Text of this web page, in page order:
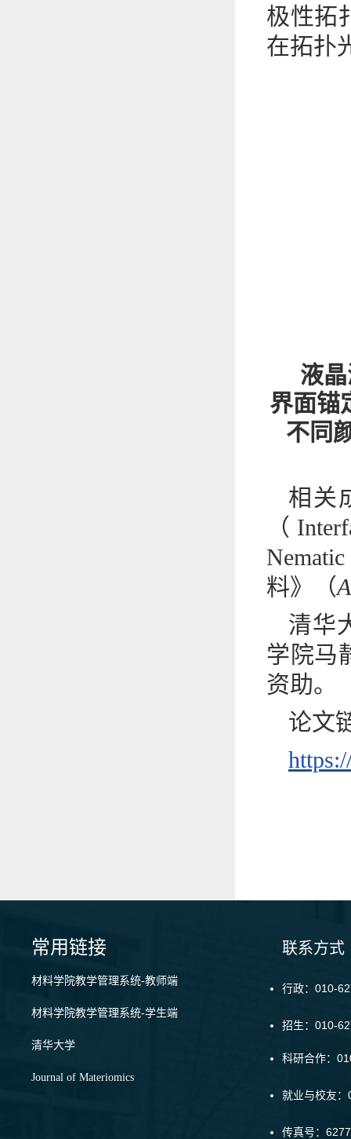
极性拓
在拓扑
液
界面锚
不同
相关
（
料》（
清华
学院马
资助。
论文
常用链接
材料学院教学管理系统-教师端
材料学院教学管理系统-学生端
清华大学
Journal of Materiomics
联系方式
行政：010-
招生：010-
科研合作：
就业与校友
传真号：